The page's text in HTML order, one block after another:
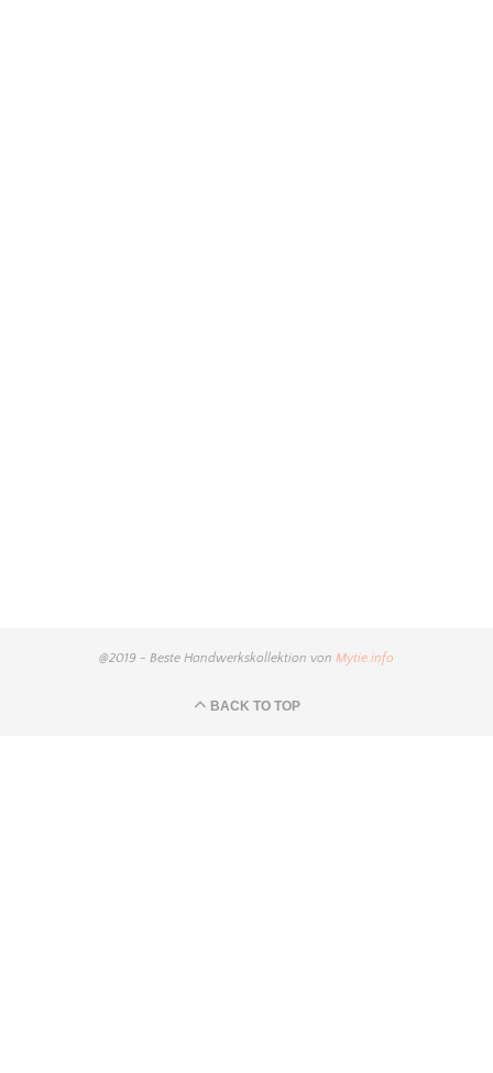
@2019 - Beste Handwerkskollektion von Mytie.info
BACK TO TOP